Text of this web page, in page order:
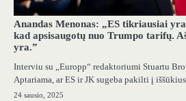
Anandas Menonas: „ES tikriausiai
kad apsisaugotų nuo Trumpo tarifų.
yra.”
Interviu su „Europp“ redaktoriumi Stuartu
Aptariama, ar ES ir JK sugeba pakilti į
24 sausio, 2025